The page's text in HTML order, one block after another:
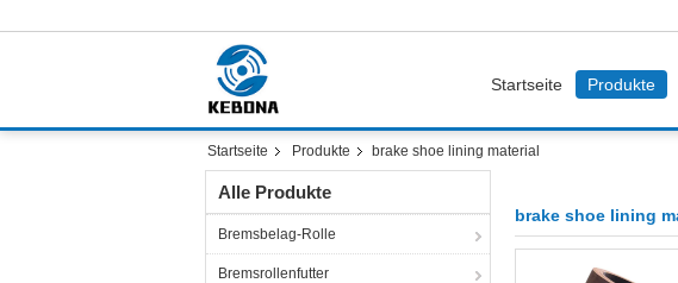
Startseite Produkte
Startseite Produkte brake shoe lining material
Alle Produkte
Bremsbelag-Rolle
Bremsrollenfutter
brake shoe lining